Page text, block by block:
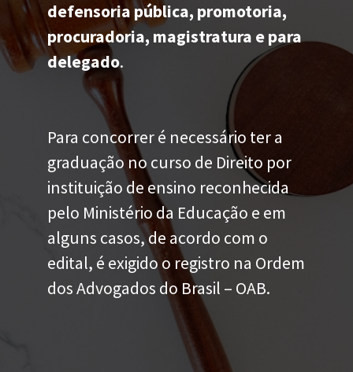
defensoria pública, promotoria,
procuradoria, magistratura e para
delegado.
Para concorrer é necessário ter a
graduação no curso de Direito por
instituição de ensino reconhecida
pelo Ministério da Educação e em
alguns casos, de acordo com o
edital, é exigido o registro na Ordem
dos Advogados do Brasil – OAB.